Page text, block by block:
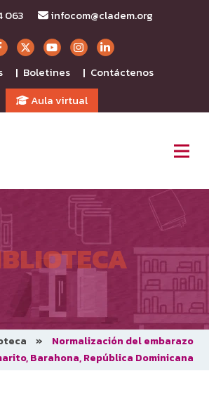
063 infocom@cladem.org
| Boletines | Contáctenos
Aula virtual
»
Normalización del embarazo
Barahona, República Dominicana